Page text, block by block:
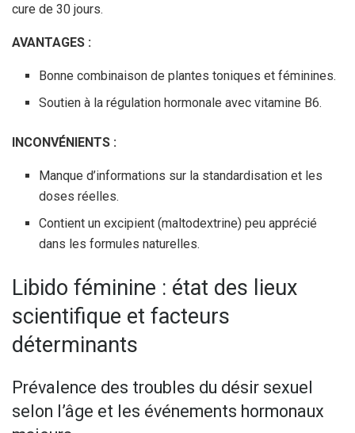
cure de 30 jours.
AVANTAGES :
Bonne combinaison de plantes toniques et féminines.
Soutien à la régulation hormonale avec vitamine B6.
INCONVÉNIENTS :
Manque d’informations sur la standardisation et les
doses réelles.
Contient un excipient (maltodextrine) peu apprécié
dans les formules naturelles.
Libido féminine : état des lieux
scientifique et facteurs
déterminants
Prévalence des troubles du désir sexuel
selon l’âge et les événements hormonaux